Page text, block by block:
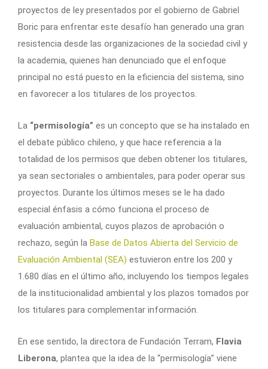
proyectos de ley presentados por el gobierno de Gabriel
Boric para enfrentar este desafío han generado una gran
resistencia desde las organizaciones de la sociedad civil y
la academia, quienes han denunciado que el enfoque
principal no está puesto en la eficiencia del sistema, sino
en favorecer a los titulares de los proyectos.
La “permisología” es un concepto que se ha instalado en
el debate público chileno, y que hace referencia a la
totalidad de los permisos que deben obtener los titulares,
ya sean sectoriales o ambientales, para poder operar sus
proyectos. Durante los últimos meses se le ha dado
especial énfasis a cómo funciona el proceso de
evaluación ambiental, cuyos plazos de aprobación o
rechazo, según la Base de Datos Abierta del Servicio de
Evaluación Ambiental (SEA) estuvieron entre los 200 y
1.680 días en el último año, incluyendo los tiempos legales
de la institucionalidad ambiental y los plazos tomados por
los titulares para complementar información.
En ese sentido, la directora de Fundación Terram, Flavia
Liberona, plantea que la idea de la “permisología” viene